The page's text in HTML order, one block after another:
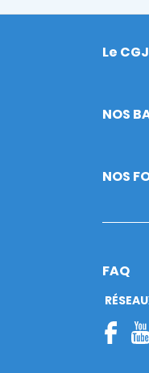
Footer
Le CGJ
NOS
NOS
FAQ